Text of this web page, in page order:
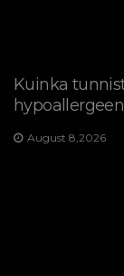
Kuinka
August 8,2026